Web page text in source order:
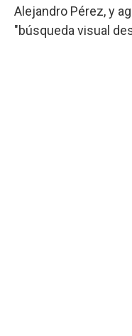
Alejandro Pérez, y
"búsqueda visual